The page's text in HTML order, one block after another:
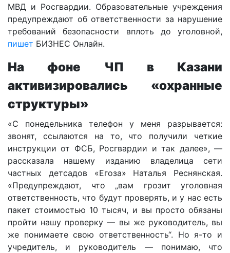
МВД и Росгвардии. Образовательные учреждения
предупреждают об ответственности за нарушение
требований безопасности вплоть до уголовной,
пишет БИЗНЕС Онлайн.
На фоне ЧП в Казани
активизировались «охранные
структуры»
«С понедельника телефон у меня разрывается:
звонят, ссылаются на то, что получили четкие
инструкции от ФСБ, Росгвардии и так далее», —
рассказала нашему изданию владелица сети
частных детсадов «Егоза» Наталья Реснянская.
«Предупреждают, что „вам грозит уголовная
ответственность, что будут проверять, и у нас есть
пакет стоимостью 10 тысяч, и вы просто обязаны
пройти нашу проверку — вы же руководитель, вы
же понимаете свою ответственность“. Но я-то и
учредитель, и руководитель — понимаю, что